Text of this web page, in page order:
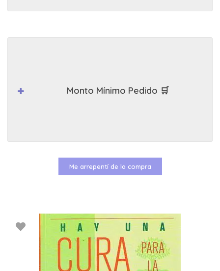
Monto Mínimo Pedido 🛒
Me arrepentí de la compra